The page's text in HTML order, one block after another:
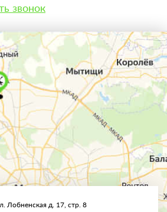
звонок
Лобненская д. 17, стр. 8